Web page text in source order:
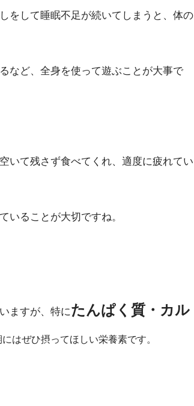
をして睡眠不足が続いてしまうと、体の
など、全身を使って遊ぶことが大事で
いて残さず食べてくれ、適度に疲れてい
いることが大切ですね。
ますが、特にたんぱく質・カル
はぜひ摂ってほしい栄養素です。